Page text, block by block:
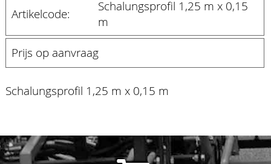
Artikelcode:
Schalungsprofil 1,25 m x 0,15
m
Prijs op aanvraag
Schalungsprofil 1,25 m x 0,15 m